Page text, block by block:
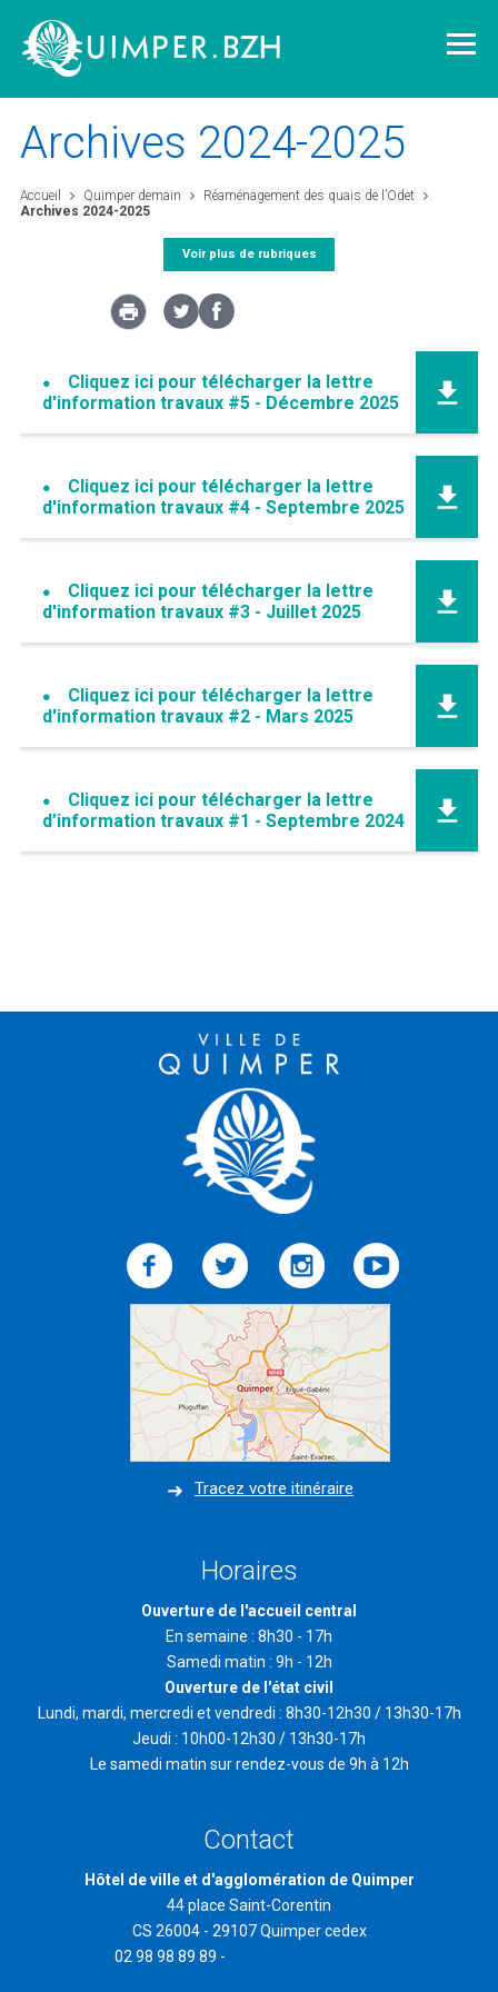
Vivre à Quimper
Découvrir Quimper
L'agglomération
Archives 2024-2025
Accueil Quimper demain
Réaménagement des quais de l’Odet
Archives 2024-2025
Voir plus de rubriques
Cliquez ici pour télécharger la lettre
d'information travaux #5 - Décembre 2025
Cliquez ici pour télécharger la lettre
d'information travaux #4 - Septembre 2025
Cliquez ici pour télécharger la lettre
d'information travaux #3 - Juillet 2025
Cliquez ici pour télécharger la lettre
d'information travaux #2 - Mars 2025
Cliquez ici pour télécharger la lettre
d’information travaux #1 - Septembre 2024
Tracez votre itinéraire
Horaires
Ouverture de l'accueil central
En semaine : 8h30 - 17h
Samedi matin : 9h - 12h
Ouverture de l'état civil
Lundi, mardi, mercredi et vendredi : 8h30-12h30 / 13h30-17h
Jeudi : 10h00-12h30 / 13h30-17h
Le samedi matin sur rendez-vous de 9h à 12h
Contact
Hôtel de ville et d'agglomération de Quimper
44 place Saint-Corentin
CS 26004 - 29107 Quimper cedex
02 98 98 89 89 -